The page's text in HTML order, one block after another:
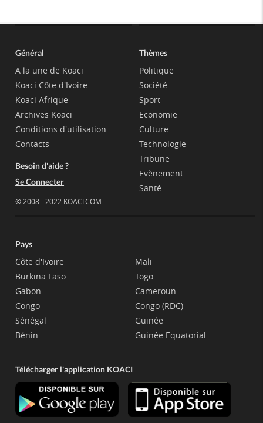
Général
A la une de Koaci
Koaci Côte d'Ivoire
Koaci Afrique
Archives Koaci
Conditions d'utilisation
Contacts
Besoin d'aide ?
Se Connecter
© 2008 - 2022 KOACI.COM
Thèmes
Politique
Société
Sport
Economie
Culture
Technologie
Tribune
Evènement
Santé
Pays
Côte d'Ivoire
Burkina Faso
Gabon
Congo
Sénégal
Bénin
Mali
Togo
Cameroun
Congo (RDC)
Guinée
Guinée Equatorial
Télécharger l'application KOACI